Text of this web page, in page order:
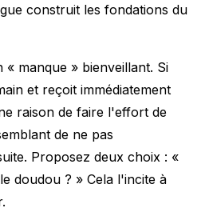
construit les fondations du
manque » bienveillant. Si
et reçoit immédiatement
raison de faire l'effort de
de ne pas
Proposez deux choix : «
doudou ? » Cela l'incite à